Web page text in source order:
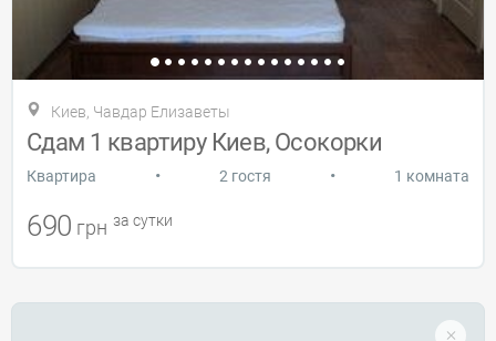
Киев, Чавдар Елизаветы
Сдам 1 квартиру Киев, Осокорки
Квартира • 2 гостя • 1 комната
690 грн за сутки